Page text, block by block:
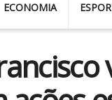
ECONOMIA